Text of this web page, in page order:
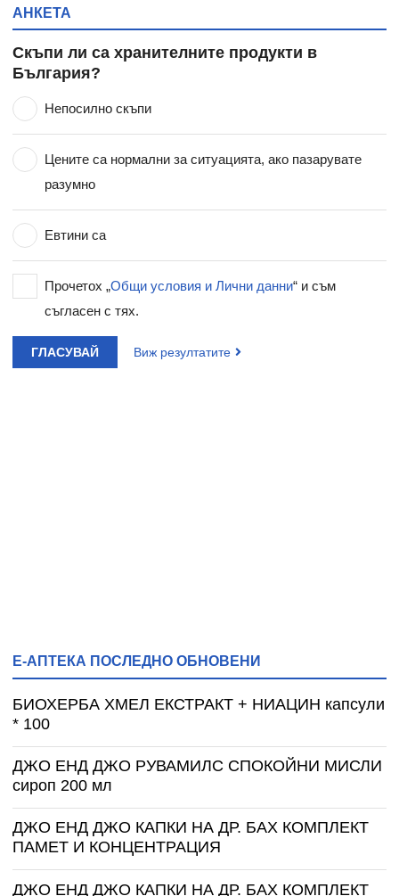
АНКЕТА
Скъпи ли са хранителните продукти в
България?
Непосилно скъпи
Цените са нормални за ситуацията, ако пазарувате
разумно
Евтини са
Прочетох „Общи условия и Лични данни“ и съм
съгласен с тях.
ГЛАСУВАЙ Виж резултатите
Е-АПТЕКА ПОСЛЕДНО ОБНОВЕНИ
БИОХЕРБА ХМЕЛ ЕКСТРАКТ + НИАЦИН капсули
* 100
ДЖО ЕНД ДЖО РУВАМИЛС СПОКОЙНИ МИСЛИ
сироп 200 мл
ДЖО ЕНД ДЖО КАПКИ НА ДР. БАХ КОМПЛЕКТ
ПАМЕТ И КОНЦЕНТРАЦИЯ
ДЖО ЕНД ДЖО КАПКИ НА ДР. БАХ КОМПЛЕКТ